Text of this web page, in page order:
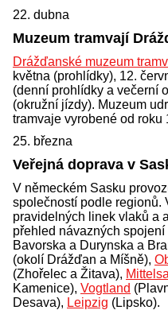
22. dubna
Muzeum tramvají
Drážďanské muzeum
května (prohlídky), 12.
(denní prohlídky a večerní
(okružní jízdy). Muzeum
tramvaje vyrobené od roku
25. března
Veřejná doprava v
V německém Sasku
společností podle regionů.
pravidelných linek vlaků a
přehled návazných
Bavorska a Durynska a
(okolí Drážďan a Míšně),
(Zhořelec a Žitava),
Kamenice), Vogtland
Desava), Leipzig (Lipsko).